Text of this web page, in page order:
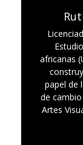
africanas
papel de
de
Artes